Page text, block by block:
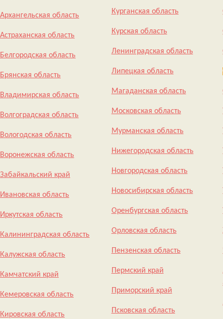
Архангельская область
Астраханская область
Белгородская область
Брянская область
Владимирская область
Волгоградская область
Вологодская область
Воронежская область
Забайкальский край
Ивановская область
Иркутская область
Калининградская область
Калужская область
Камчатский край
Кемеровская область
Кировская область
Курганская область
Курская область
Ленинградская область
Липецкая область
Магаданская область
Московская область
Мурманская область
Нижегородская область
Новгородская область
Новосибирская область
Оренбургская область
Орловская область
Пензенская область
Пермский край
Приморский край
Псковская область